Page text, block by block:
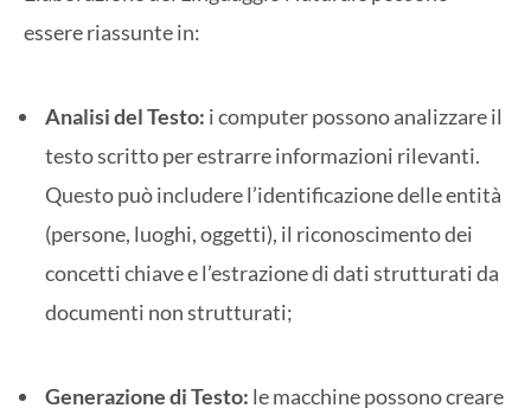
essere riassunte in:
Analisi del Testo: i computer possono analizzare il
testo scritto per estrarre informazioni rilevanti.
Questo può includere l’identificazione delle entità
(persone, luoghi, oggetti), il riconoscimento dei
concetti chiave e l’estrazione di dati strutturati da
documenti non strutturati;
Generazione di Testo: le macchine possono creare